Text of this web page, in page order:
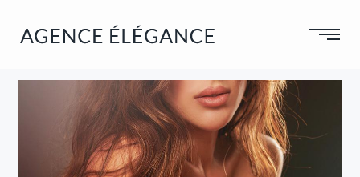
NEW GIRLS ALL GIRLS BLONDES
PAYMENT